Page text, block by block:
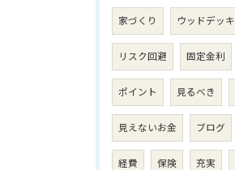
家づくり ウッドデッキ
リスク回避 固定金利
ポイント 見るべき
見えないお金 ブログ
経費 保険 充実